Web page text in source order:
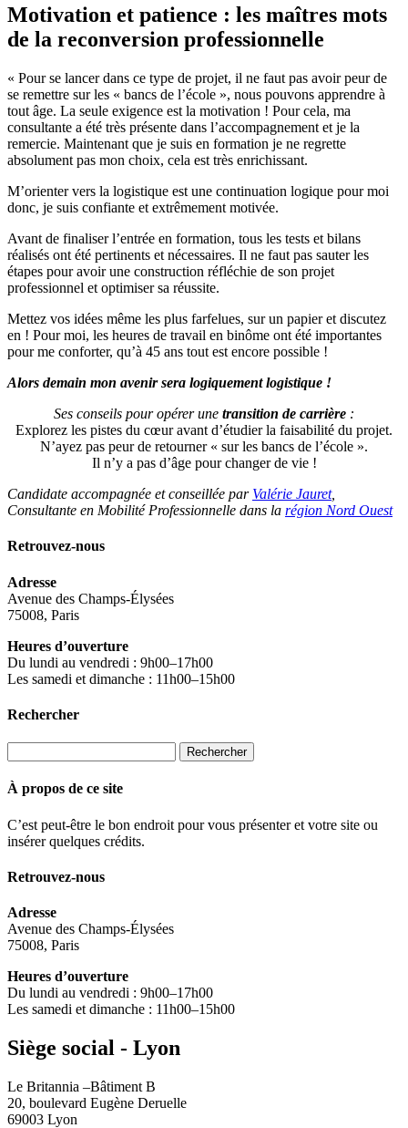
Motivation et patience : les maîtres mots
de la reconversion professionnelle
« Pour se lancer dans ce type de projet, il ne faut pas avoir peur de
se remettre sur les « bancs de l’école », nous pouvons apprendre à
tout âge. La seule exigence est la motivation ! Pour cela, ma
consultante a été très présente dans l’accompagnement et je la
remercie. Maintenant que je suis en formation je ne regrette
absolument pas mon choix, cela est très enrichissant.
M’orienter vers la logistique est une continuation logique pour moi
donc, je suis confiante et extrêmement motivée.
Avant de finaliser l’entrée en formation, tous les tests et bilans
réalisés ont été pertinents et nécessaires. Il ne faut pas sauter les
étapes pour avoir une construction réfléchie de son projet
professionnel et optimiser sa réussite.
Mettez vos idées même les plus farfelues, sur un papier et discutez
en ! Pour moi, les heures de travail en binôme ont été importantes
pour me conforter, qu’à 45 ans tout est encore possible !
Alors demain mon avenir sera logiquement logistique !
Ses conseils pour opérer une transition de carrière :
Explorez les pistes du cœur avant d’étudier la faisabilité du projet.
N’ayez pas peur de retourner « sur les bancs de l’école ».
Il n’y a pas d’âge pour changer de vie !
Candidate accompagnée et conseillée par Valérie Jauret,
Consultante en Mobilité Professionnelle dans la région Nord Ouest
Retrouvez-nous
Adresse
Avenue des Champs-Élysées
75008, Paris
Heures d’ouverture
Du lundi au vendredi : 9h00–17h00
Les samedi et dimanche : 11h00–15h00
Rechercher
À propos de ce site
C’est peut-être le bon endroit pour vous présenter et votre site ou
insérer quelques crédits.
Retrouvez-nous
Adresse
Avenue des Champs-Élysées
75008, Paris
Heures d’ouverture
Du lundi au vendredi : 9h00–17h00
Les samedi et dimanche : 11h00–15h00
Siège social - Lyon
Le Britannia –Bâtiment B
20, boulevard Eugène Deruelle
69003 Lyon